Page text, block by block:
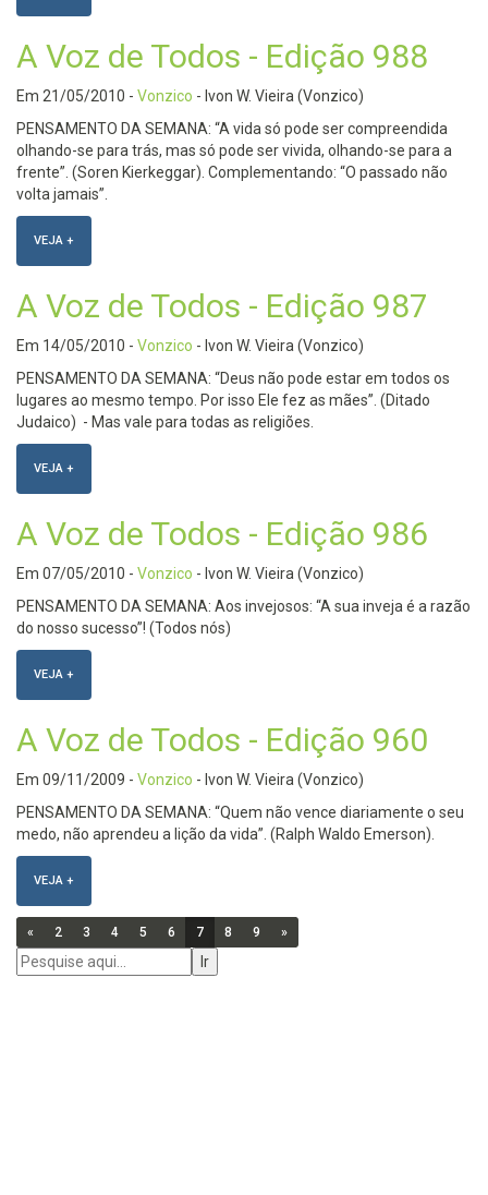
A Voz de Todos - Edição 988
Em 21/05/2010 - Vonzico - Ivon W. Vieira (Vonzico)
PENSAMENTO DA SEMANA: “A vida só pode ser compreendida
olhando-se para trás, mas só pode ser vivida, olhando-se para a
frente”. (Soren Kierkeggar). Complementando: “O passado não
volta jamais”.
VEJA +
A Voz de Todos - Edição 987
Em 14/05/2010 - Vonzico - Ivon W. Vieira (Vonzico)
PENSAMENTO DA SEMANA: “Deus não pode estar em todos os
lugares ao mesmo tempo. Por isso Ele fez as mães”. (Ditado
Judaico) - Mas vale para todas as religiões.
VEJA +
A Voz de Todos - Edição 986
Em 07/05/2010 - Vonzico - Ivon W. Vieira (Vonzico)
PENSAMENTO DA SEMANA: Aos invejosos: “A sua inveja é a razão
do nosso sucesso”! (Todos nós)
VEJA +
A Voz de Todos - Edição 960
Em 09/11/2009 - Vonzico - Ivon W. Vieira (Vonzico)
PENSAMENTO DA SEMANA: “Quem não vence diariamente o seu
medo, não aprendeu a lição da vida”. (Ralph Waldo Emerson).
VEJA +
« 2 3 4 5 6 7 8 9 »